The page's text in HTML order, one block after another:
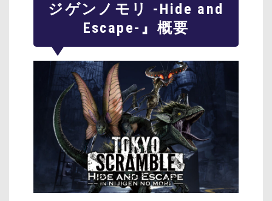
ジゲンノモリ -Hide and
Escape-』概要